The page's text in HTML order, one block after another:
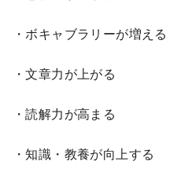
・ボキャブラリーが増える
・文章力が上がる
・読解力が高まる
・知識・教養が向上する